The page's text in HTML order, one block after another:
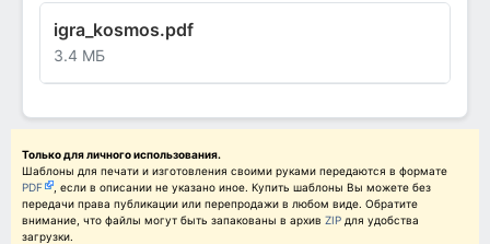
igra_kosmos.pdf
3.4 МБ
Только для личного использования.
Шаблоны для печати и изготовления своими руками передаются в формате
PDF
, если в описании не указано иное. Купить шаблоны Вы можете без
передачи права публикации или перепродажи в любом виде. Обратите
внимание, что файлы могут быть запакованы в архив ZIP для удобства
загрузки.